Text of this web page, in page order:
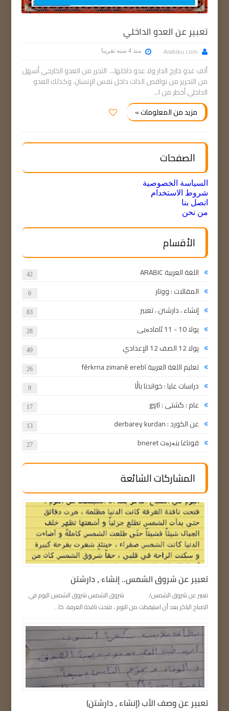
تعبير عن العدو الداخلي
Arabiku.com منذ 4 سنه تقريبا
ألف عدو خارج الدار ولا عدو داخلها... التحرر من العدو الخارجي أسهل
من التحرير من نواقص الذات داخل نفس الإنسان. وكذلك العدو
الداخلي أخطر من ا...
مزيد من المعلومات »
الصفحات
السياسة الخصوصية
شروط الاستخدام
اتصل بنا
من نحن
الأقسام
اللغة العربية ARABIC 42
المقالات : ووتار 6
إنشاء ، دارشتن ، تعبير 83
پولا 10 - 11 ئامادەیی 28
پولا 12 الصف 12 الإعدادي 49
تعليم اللغة العربية fêrkrna zimanê erebî 26
دراسات عليا : خواندنا باڵا 9
عام : گشتی : gştî 17
عن الكورد : derbarey kurdan 13
قوناغا بنەرەت bneret 27
المشاركات الشائعة
تعبير عن شروق الشمس.. إنشاء ، دارشتن
تعبير عن شروق الشمس/ شروق الشمس شروق الشمس اليوم في
الصباح الباكر بعد أن استيقظت من النوم ، فتحت نافذة الغرفة، كا...
تعبير عن وصف الأب (إنشاء ، دارشتن)